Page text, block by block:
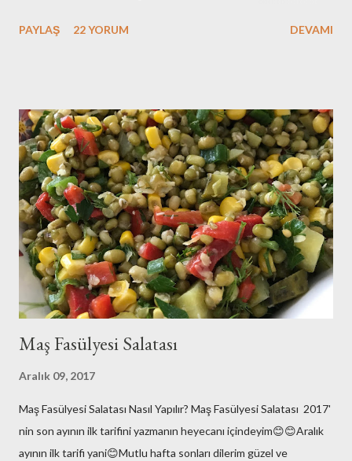
gibi..Git gide kutuplaşıyoruz..Bu bir sınav..Sonucunda kazananın
belasız atlatalım şu seçim sürecini..Olur mu:) Eveet
huzurunuza her daim bayılarak yediğim zeytinyağlı enginar
tarifimle geldim:)Benim enginarlarım geçen sene dondurucuya
attığım enginarlar..Ama tazeleri çıktı ben stoklarımı eritmek için
elimdekileri kullandım..Siz tazeleriyle yapın derim:)Hadi o zaman
tarifimize geçelim biz.. Malzemeler: 8 tane enginar ç...
PAYLAŞ 22 YORUM DEVAMI
Maş Fasülyesi Salatası
Aralık 09, 2017
Maş Fasülyesi Salatası Nasıl Yapılır? Maş Fasülyesi Salatası 2017'
nin son ayının ilk tarifini yazmanın heyecanı içindeyim😊😊Aralık
ayının ilk tarifi yani😊Mutlu hafta sonları dilerim güzel ve